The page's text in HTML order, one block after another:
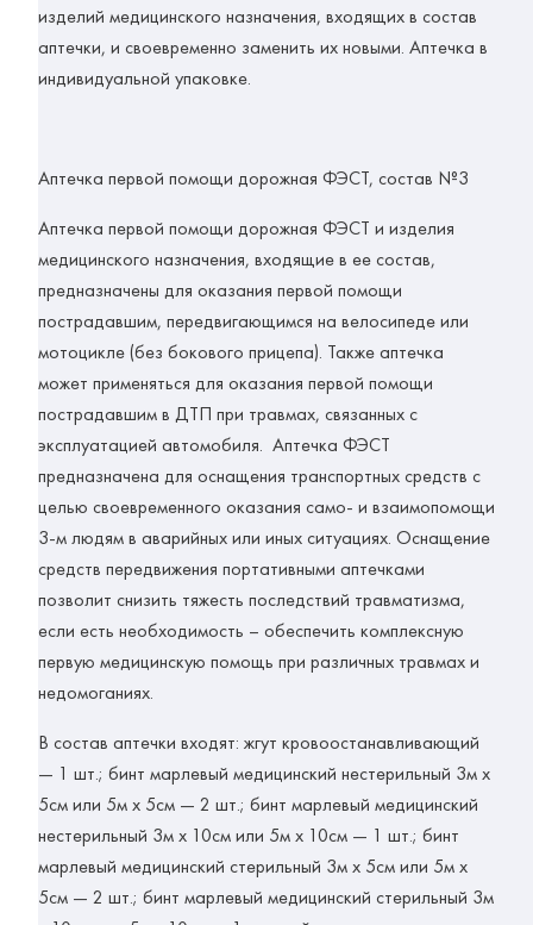
изделий медицинского назначения, входящих в состав
аптечки, и своевременно заменить их новыми. Аптечка в
индивидуальной упаковке.
Аптечка первой помощи дорожная ФЭСТ, состав №3
Аптечка первой помощи дорожная ФЭСТ и изделия
медицинского назначения, входящие в ее состав,
предназначены для оказания первой помощи
пострадавшим, передвигающимся на велосипеде или
мотоцикле (без бокового прицепа). Также аптечка
может применяться для оказания первой помощи
пострадавшим в ДТП при травмах, связанных с
эксплуатацией автомобиля. Аптечка ФЭСТ
предназначена для оснащения транспортных средств с
целью своевременного оказания само- и взаимопомощи
3-м людям в аварийных или иных ситуациях. Оснащение
средств передвижения портативными аптечками
позволит снизить тяжесть последствий травматизма,
если есть необходимость – обеспечить комплексную
первую медицинскую помощь при различных травмах и
недомоганиях.
В состав аптечки входят: жгут кровоостанавливающий
— 1 шт.; бинт марлевый медицинский нестерильный 3м х
5см или 5м х 5см — 2 шт.; бинт марлевый медицинский
нестерильный 3м х 10см или 5м х 10см — 1 шт.; бинт
марлевый медицинский стерильный 3м х 5см или 5м х
5см — 2 шт.; бинт марлевый медицинский стерильный 3м